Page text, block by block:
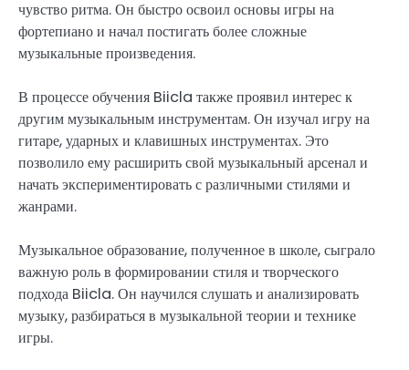
чувство ритма. Он быстро освоил основы игры на
фортепиано и начал постигать более сложные
музыкальные произведения.
В процессе обучения Biicla также проявил интерес к
другим музыкальным инструментам. Он изучал игру на
гитаре, ударных и клавишных инструментах. Это
позволило ему расширить свой музыкальный арсенал и
начать экспериментировать с различными стилями и
жанрами.
Музыкальное образование, полученное в школе, сыграло
важную роль в формировании стиля и творческого
подхода Biicla. Он научился слушать и анализировать
музыку, разбираться в музыкальной теории и технике
игры.